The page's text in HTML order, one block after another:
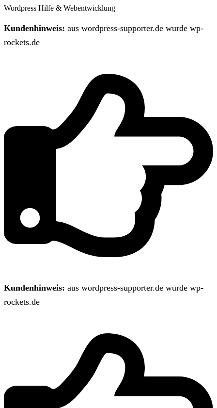
Wordpress Hilfe & Webentwicklung
Kundenhinweis: aus wordpress-supporter.de wurde wp-
rockets.de
Kundenhinweis: aus wordpress-supporter.de wurde wp-
rockets.de